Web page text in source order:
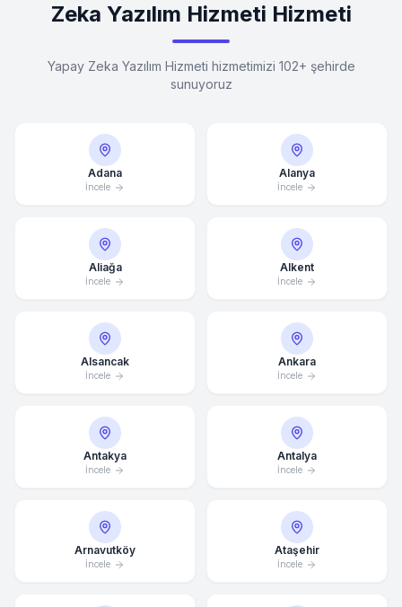
Zeka Yazılım Hizmeti Hizmeti
Yapay Zeka Yazılım Hizmeti hizmetimizi 102+ şehirde
sunuyoruz
Adana
İncele
Alanya
İncele
Aliağa
İncele
Alkent
İncele
Alsancak
İncele
Ankara
İncele
Antakya
İncele
Antalya
İncele
Arnavutköy
İncele
Ataşehir
İncele